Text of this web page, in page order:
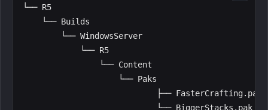
└── R5
    └── Builds
        └── WindowsServer
            └── R5
                └── Content
                    └── Paks
                            ├── FasterCrafting.pak